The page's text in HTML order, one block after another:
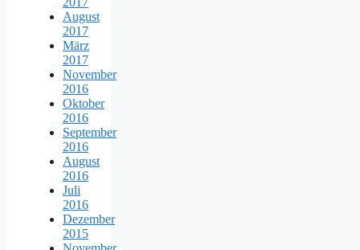
August
2017
März
2017
November
2016
Oktober
2016
September
2016
August
2016
Juli
2016
Dezember
2015